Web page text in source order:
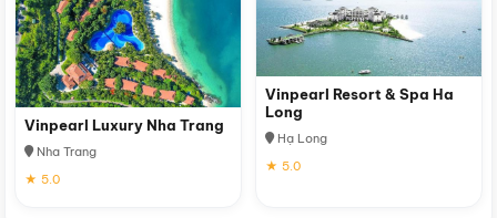
Vinpearl Luxury Nha Trang
Nha Trang
★ 5.0
Vinpearl Resort & Spa Ha
Long
Hạ Long
★ 5.0